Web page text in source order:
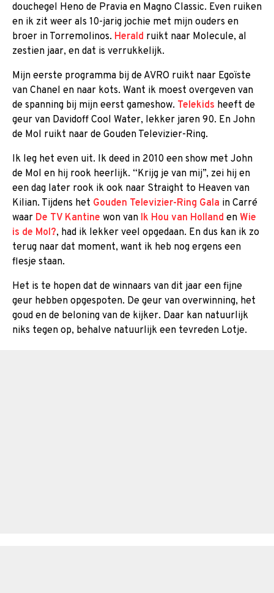
douchegel Heno de Pravia en Magno Classic. Even ruiken
en ik zit weer als 10-jarig jochie met mijn ouders en
broer in Torremolinos. Herald ruikt naar Molecule, al
zestien jaar, en dat is verrukkelijk.
Mijn eerste programma bij de AVRO ruikt naar Egoïste
van Chanel en naar kots. Want ik moest overgeven van
de spanning bij mijn eerst gameshow. Telekids heeft de
geur van Davidoff Cool Water, lekker jaren 90. En John
de Mol ruikt naar de Gouden Televizier-Ring.
Ik leg het even uit. Ik deed in 2010 een show met John
de Mol en hij rook heerlijk. “Krijg je van mij”, zei hij en
een dag later rook ik ook naar Straight to Heaven van
Kilian. Tijdens het Gouden Televizier-Ring Gala in Carré
waar De TV Kantine won van Ik Hou van Holland en Wie
is de Mol?, had ik lekker veel opgedaan. En dus kan ik zo
terug naar dat moment, want ik heb nog ergens een
flesje staan.
Het is te hopen dat de winnaars van dit jaar een fijne
geur hebben opgespoten. De geur van overwinning, het
goud en de beloning van de kijker. Daar kan natuurlijk
niks tegen op, behalve natuurlijk een tevreden Lotje.